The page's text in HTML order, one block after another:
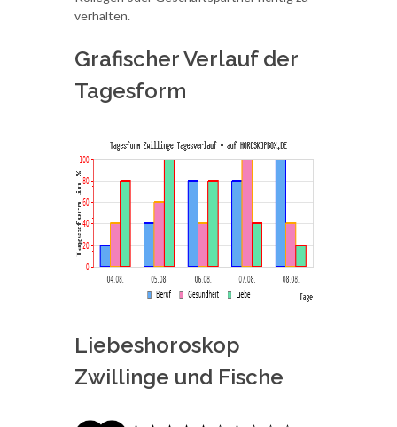
verhalten.
Grafischer Verlauf der
Tagesform
Liebeshoroskop
Zwillinge und Fische